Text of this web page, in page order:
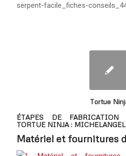
serpent-facile_fiches-
Tortue
ÉTAPES DE FABRICATION
TORTUE NINJA :
Matériel et fournitures